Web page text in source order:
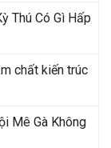
Thú Có Gì Hấp
chất kiến trúc
Mê Gà Không